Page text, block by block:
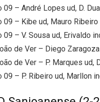
09 – André Lopes ud, D.
09 – Kibe ud, Mauro Ribeiro
09 – V. Sousa ud, Erivaldo
de Ver – Diego
de Ver – P. Marques ud,
09 – P. Ribeiro ud, Marllon